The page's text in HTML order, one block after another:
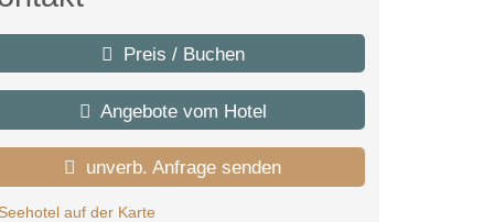
Preis / Buchen
Angebote vom Hotel
unverb. Anfrage senden
Seehotel auf der Karte